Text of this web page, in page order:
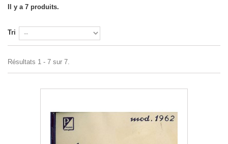
Il y a 7 produits.
Tri
Résultats 1 - 7 sur 7.